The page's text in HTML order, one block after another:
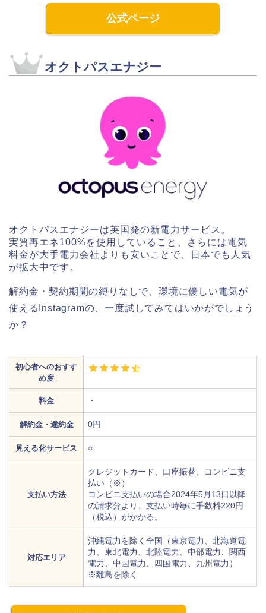
公式ページ
オクトパスエナジー
オクトパスエナジーは英国発の新電力サービス。
実質再エネ100%を使用していること、さらには電気
料金が大手電力会社よりも安いことで、日本でも人気
が拡大中です。
解約金・契約期間の縛りなしで、環境に優しい電気が
使えるInstagramの、一度試してみてはいかがでしょう
か？
初心者へのおすす
め度
料金 ・
解約金・違約金 0円
見える化サービス ○
支払い方法
クレジットカード、口座振替、コンビニ支
払い（※）
コンビニ支払いの場合2024年5月13日以降
の請求分より、支払い時毎に手数料220円
（税込）がかかる。
対応エリア
沖縄電力を除く全国（東京電力、北海道電
力、東北電力、北陸電力、中部電力、関西
電力、中国電力、四国電力、九州電力）
※離島を除く